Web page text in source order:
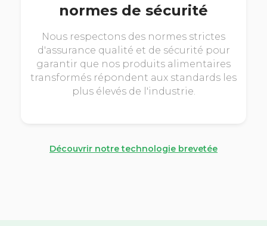
normes de sécurité
Nous respectons des normes strictes
d'assurance qualité et de sécurité pour
garantir que nos produits alimentaires
transformés répondent aux standards les
plus élevés de l'industrie.
Découvrir notre technologie brevetée